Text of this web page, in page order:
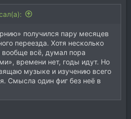
получился пару месяцев
переезда. Хотя несколько
вообще всё, думал пора
времени нет, годы идут. Но
музыке и изучению всего
Смысла один фиг без неё в